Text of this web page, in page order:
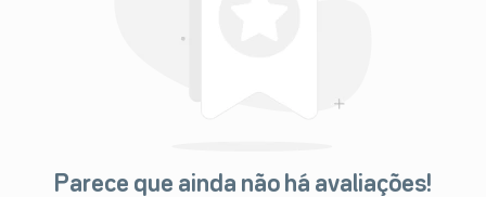
Parece que ainda não há avaliações!